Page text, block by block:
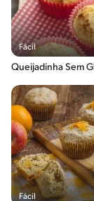
Fácil
Queijadinha Sem
Fácil